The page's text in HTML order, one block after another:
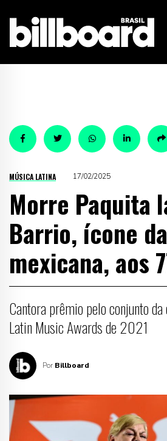
MÚSICA LATINA 17/02/2025
Morre Paquita
Barrio, ícone
mexicana, aos
Cantora prêmio pelo conjunto
Latin Music Awards de 2021
Por Billboard